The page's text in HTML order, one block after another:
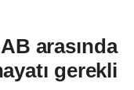
arasında
gerekli